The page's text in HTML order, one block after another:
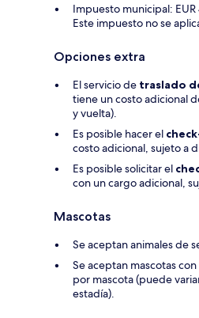
Impuesto municipal:
Este impuesto no se
Opciones extra
El servicio de traslado
tiene un costo adicional
y vuelta).
Es posible hacer el
costo adicional, sujeto a
Es posible solicitar el
con un cargo adicional,
Mascotas
Se aceptan animales de
Se aceptan mascotas
por mascota (puede
estadía).